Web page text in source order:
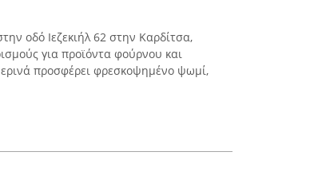
οδό Ιεζεκιήλ 62 στην Καρδίτσα,
για προϊόντα φούρνου και
προσφέρει φρεσκοψημένο ψωμί,